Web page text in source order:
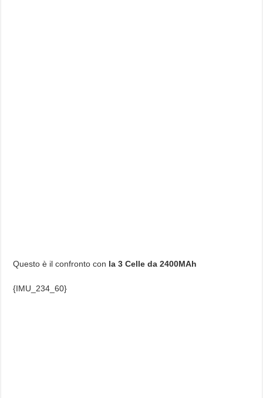
Questo è il confronto con la 3 Celle da 2400MAh
{IMU_234_60}